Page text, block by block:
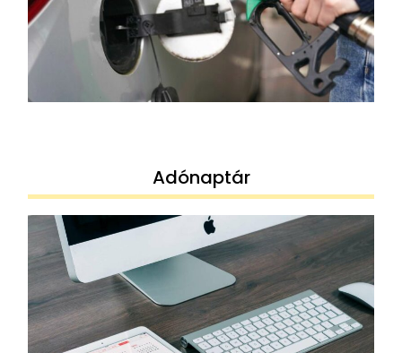
Adónaptár